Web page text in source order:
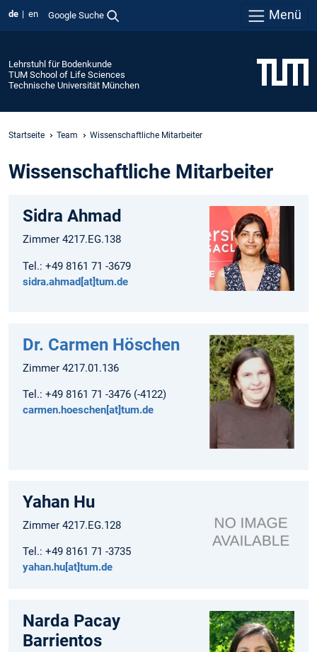
de en Google Suche Menü
Lehrstuhl für Bodenkunde
TUM School of Life Sciences
Technische Universität München
Startseite Team Wissenschaftliche Mitarbeiter
Wissenschaftliche Mitarbeiter
Sidra Ahmad
Zimmer 4217.EG.138
Tel.: +49 8161 71 -3679
sidra.ahmad[at]tum.de
Dr. Carmen Höschen
Zimmer 4217.01.136
Tel.: +49 8161 71 -3476 (-4122)
carmen.hoeschen[at]tum.de
Yahan Hu
Zimmer 4217.EG.128
Tel.: +49 8161 71 -3735
yahan.hu[at]tum.de
Narda Pacay
Barrientos